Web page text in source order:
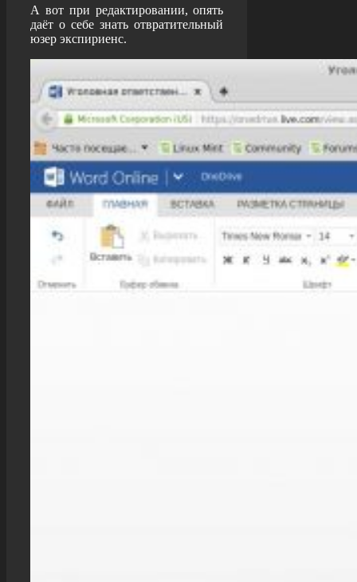
А вот при редактировании, опять
даёт о себе знать отвратительный
юзер экспириенс.